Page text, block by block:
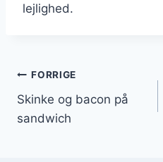
lejlighed.
FORRIGE
Skinke og bacon på
sandwich